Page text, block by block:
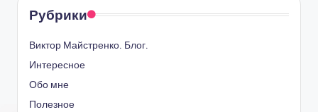
Рубрики
Виктор Майстренко. Блог.
Интересное
Обо мне
Полезное